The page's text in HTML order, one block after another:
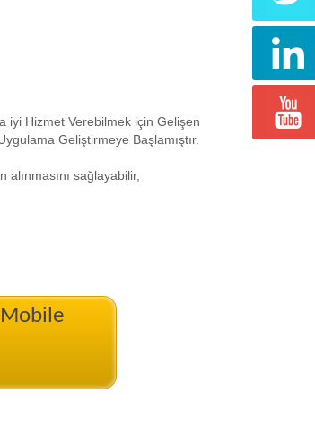
iyi Hizmet Verebilmek için Gelişen
Geliştirmeye Başlamıştır.
alınmasını sağlayabilir,